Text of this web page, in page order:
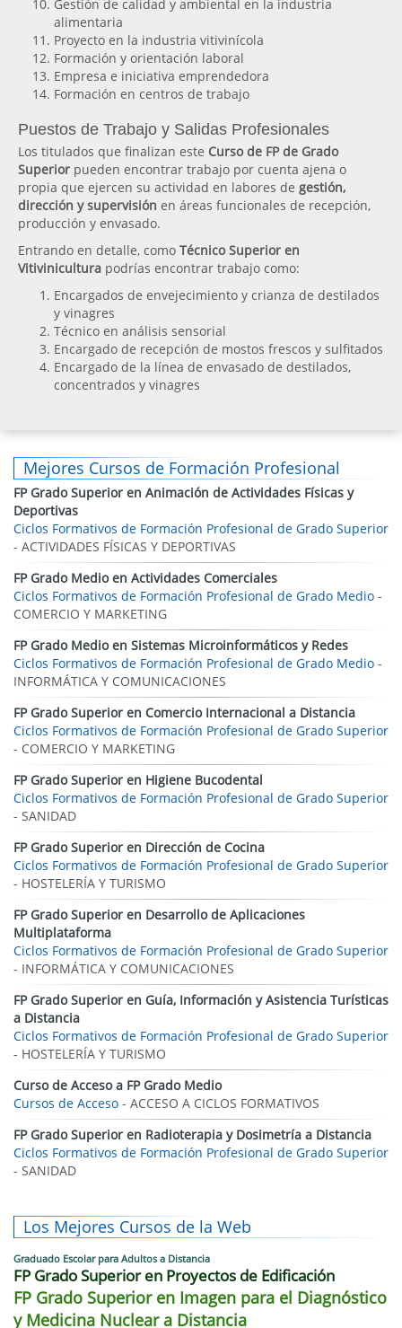
Gestión de calidad y ambiental en la industria
alimentaria
Proyecto en la industria vitivinícola
Formación y orientación laboral
Empresa e iniciativa emprendedora
Formación en centros de trabajo
Puestos de Trabajo y Salidas Profesionales
Los titulados que finalizan este Curso de FP de Grado
Superior pueden encontrar trabajo por cuenta ajena o
propia que ejercen su actividad en labores de gestión,
dirección y supervisión en áreas funcionales de recepción,
producción y envasado.
Entrando en detalle, como Técnico Superior en
Vitivinicultura podrías encontrar trabajo como:
Encargados de envejecimiento y crianza de destilados
y vinagres
Técnico en análisis sensorial
Encargado de recepción de mostos frescos y sulfitados
Encargado de la línea de envasado de destilados,
concentrados y vinagres
Mejores Cursos de Formación Profesional
FP Grado Superior en Animación de Actividades Físicas y
Deportivas
Ciclos Formativos de Formación Profesional de Grado Superior
- ACTIVIDADES FÍSICAS Y DEPORTIVAS
FP Grado Medio en Actividades Comerciales
Ciclos Formativos de Formación Profesional de Grado Medio -
COMERCIO Y MARKETING
FP Grado Medio en Sistemas Microinformáticos y Redes
Ciclos Formativos de Formación Profesional de Grado Medio -
INFORMÁTICA Y COMUNICACIONES
FP Grado Superior en Comercio Internacional a Distancia
Ciclos Formativos de Formación Profesional de Grado Superior
- COMERCIO Y MARKETING
FP Grado Superior en Higiene Bucodental
Ciclos Formativos de Formación Profesional de Grado Superior
- SANIDAD
FP Grado Superior en Dirección de Cocina
Ciclos Formativos de Formación Profesional de Grado Superior
- HOSTELERÍA Y TURISMO
FP Grado Superior en Desarrollo de Aplicaciones
Multiplataforma
Ciclos Formativos de Formación Profesional de Grado Superior
- INFORMÁTICA Y COMUNICACIONES
FP Grado Superior en Guía, Información y Asistencia Turísticas
a Distancia
Ciclos Formativos de Formación Profesional de Grado Superior
- HOSTELERÍA Y TURISMO
Curso de Acceso a FP Grado Medio
Cursos de Acceso - ACCESO A CICLOS FORMATIVOS
FP Grado Superior en Radioterapia y Dosimetría a Distancia
Ciclos Formativos de Formación Profesional de Grado Superior
- SANIDAD
Los Mejores Cursos de la Web
Graduado Escolar para Adultos a Distancia
FP Grado Superior en Proyectos de Edificación
FP Grado Superior en Imagen para el Diagnóstico
y Medicina Nuclear a Distancia